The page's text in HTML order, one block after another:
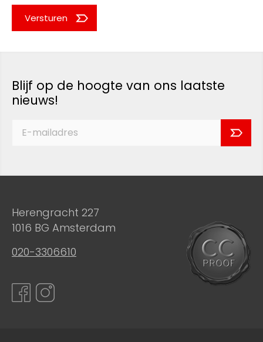
Versturen
Blijf op de hoogte van ons laatste
nieuws!
Herengracht 227
1016 BG Amsterdam
020-3306610